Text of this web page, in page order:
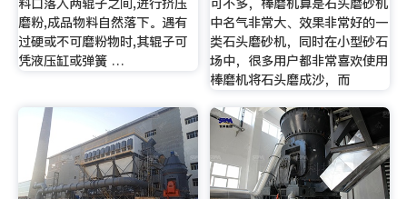
磨粉,成品物料自然落下。遇有
过硬或不可磨粉物时,其辊子可
凭液压缸或弹簧 …
中名气非常大、效果非常好的一
类石头磨砂机，同时在小型砂石
场中，很多用户都非常喜欢使用
棒磨机将石头磨成沙，而